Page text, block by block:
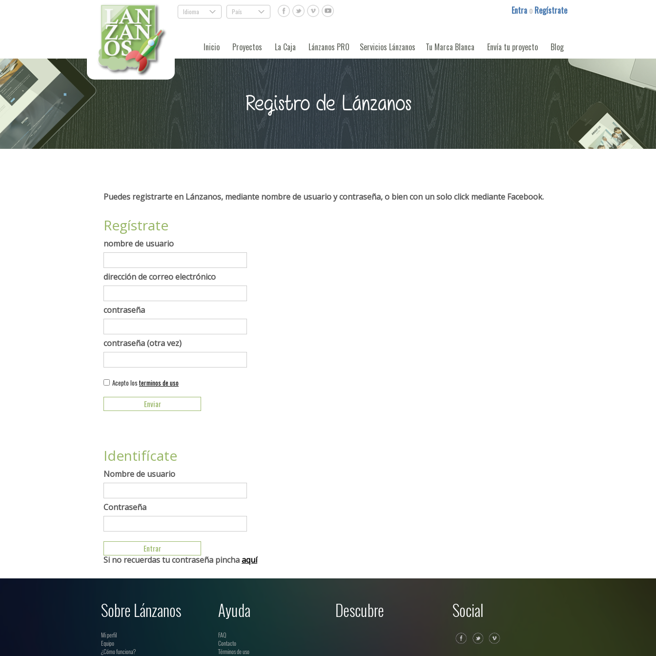
Idioma . País . Entra o Regístrate
Inicio Proyectos La Caja Lánzanos PRO Servicios Lánzanos Tu Marca Blanca Envía tu proyecto Blog
Registro de Lánzanos
Puedes registrarte en Lánzanos, mediante nombre de usuario y contraseña, o bien con un solo click mediante Facebook.
Regístrate
nombre de usuario
dirección de correo electrónico
contraseña
contraseña (otra vez)
Acepto los terminos de uso
Identifícate
Nombre de usuario
Contraseña
Si no recuerdas tu contraseña pinchaaquí
Sobre Lánzanos
Mi perfil
Equipo
¿Cómo funciona?
Ayuda
FAQ
Contacto
Términos de uso
Descubre Social